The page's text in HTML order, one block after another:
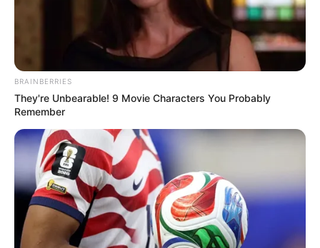
“Drejtuesit kanë një projekt ambicioz. Gara është e
fortë dhe ka shumë konkurrencë”
BRAINBERRIES
They're Unbearable! 9 Movie Characters You Probably
Remember